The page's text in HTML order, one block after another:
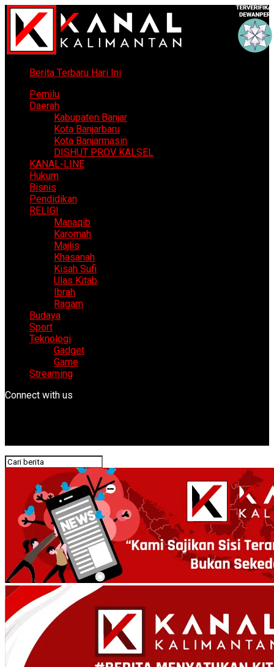
Berita Terbaru Hari Ini
Pemilu
Daerah
Kabupaten Banjar
Kota Banjarbaru
Kota Banjarmasin
DISHUT PROV KALSEL
KANAL-LINE
Hukum
Bisnis
Pendidikan
RELIGI
Manaqib
Karomah
Majlis
Khasanah
Kisah Sufi
Ulas Kitab
Ibrah
Ragam
Budaya
Sport
Teknologi
Gadget
Game
Streaming
Connect with us